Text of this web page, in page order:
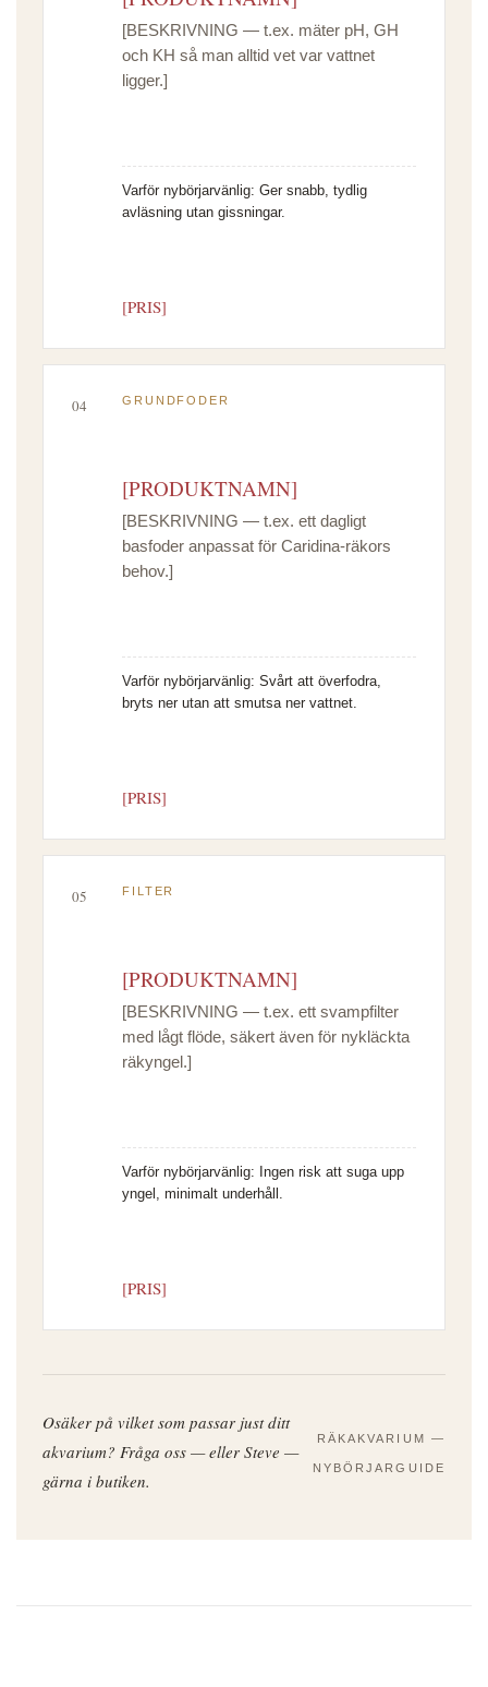
[BESKRIVNING — t.ex. mäter pH, GH
och KH så man alltid vet var vattnet
ligger.]
Varför nybörjarvänlig: Ger snabb, tydlig
avläsning utan gissningar.
[PRIS]
04 GRUNDFODER
[PRODUKTNAMN]
[BESKRIVNING — t.ex. ett dagligt
basfoder anpassat för Caridina-räkors
behov.]
Varför nybörjarvänlig: Svårt att överfodra,
bryts ner utan att smutsa ner vattnet.
[PRIS]
05 FILTER
[PRODUKTNAMN]
[BESKRIVNING — t.ex. ett svampfilter
med lågt flöde, säkert även för nykläckta
räkyngel.]
Varför nybörjarvänlig: Ingen risk att suga upp
yngel, minimalt underhåll.
[PRIS]
Osäker på vilket som passar just ditt
akvarium? Fråga oss — eller Steve —
gärna i butiken.
RÄKAKVARIUM —
NYBÖRJARGUIDE